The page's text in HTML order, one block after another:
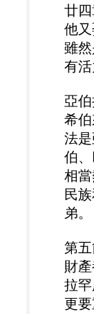
廿
他
雖
有
亞
希
法
伯
相
民
弟。
第
財
拉
更